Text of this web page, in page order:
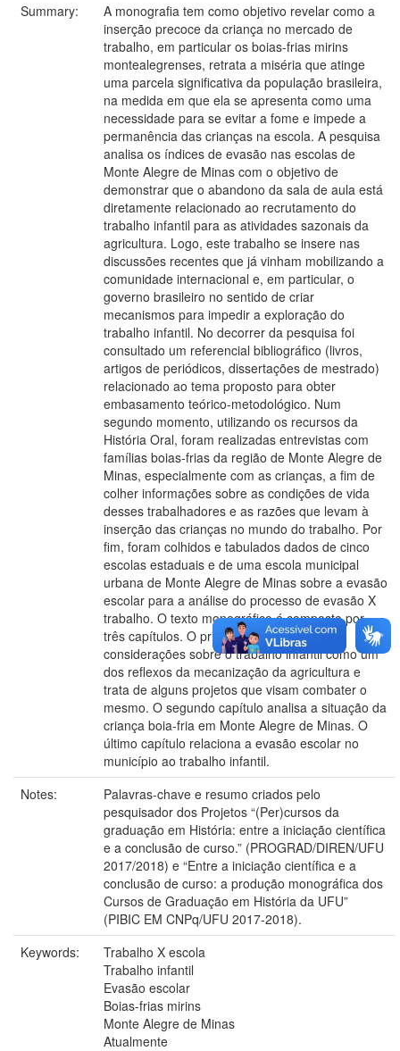
Summary:
A monografia tem como objetivo revelar como a
inserção precoce da criança no mercado de
trabalho, em particular os boias-frias mirins
montealegrenses, retrata a miséria que atinge
uma parcela significativa da população brasileira,
na medida em que ela se apresenta como uma
necessidade para se evitar a fome e impede a
permanência das crianças na escola. A pesquisa
analisa os índices de evasão nas escolas de
Monte Alegre de Minas com o objetivo de
demonstrar que o abandono da sala de aula está
diretamente relacionado ao recrutamento do
trabalho infantil para as atividades sazonais da
agricultura. Logo, este trabalho se insere nas
discussões recentes que já vinham mobilizando a
comunidade internacional e, em particular, o
governo brasileiro no sentido de criar
mecanismos para impedir a exploração do
trabalho infantil. No decorrer da pesquisa foi
consultado um referencial bibliográfico (livros,
artigos de periódicos, dissertações de mestrado)
relacionado ao tema proposto para obter
embasamento teórico-metodológico. Num
segundo momento, utilizando os recursos da
História Oral, foram realizadas entrevistas com
famílias boias-frias da região de Monte Alegre de
Minas, especialmente com as crianças, a fim de
colher informações sobre as condições de vida
desses trabalhadores e as razões que levam à
inserção das crianças no mundo do trabalho. Por
fim, foram colhidos e tabulados dados de cinco
escolas estaduais e de uma escola municipal
urbana de Monte Alegre de Minas sobre a evasão
escolar para a análise do processo de evasão X
trabalho. O texto monográfico é composto por
três capítulos. O primeiro faz algumas
considerações sobre o trabalho infantil como um
dos reflexos da mecanização da agricultura e
trata de alguns projetos que visam combater o
mesmo. O segundo capítulo analisa a situação da
criança boia-fria em Monte Alegre de Minas. O
último capítulo relaciona a evasão escolar no
município ao trabalho infantil.
Notes:
Palavras-chave e resumo criados pelo
pesquisador dos Projetos “(Per)cursos da
graduação em História: entre a iniciação científica
e a conclusão de curso.” (PROGRAD/DIREN/UFU
2017/2018) e “Entre a iniciação científica e a
conclusão de curso: a produção monográfica dos
Cursos de Graduação em História da UFU”
(PIBIC EM CNPq/UFU 2017-2018).
Keywords:
Trabalho X escola
Trabalho infantil
Evasão escolar
Boias-frias mirins
Monte Alegre de Minas
Atualmente